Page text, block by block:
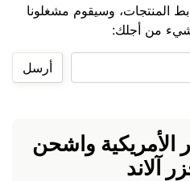
المنتجات، وسيقوم مشغلونا
من أجلك:
أرسل
الأمريكية واشحن
آلاند